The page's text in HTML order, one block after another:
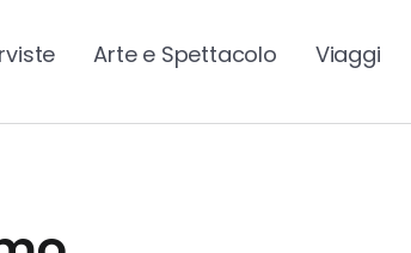
Arte e Spettacolo Viaggi